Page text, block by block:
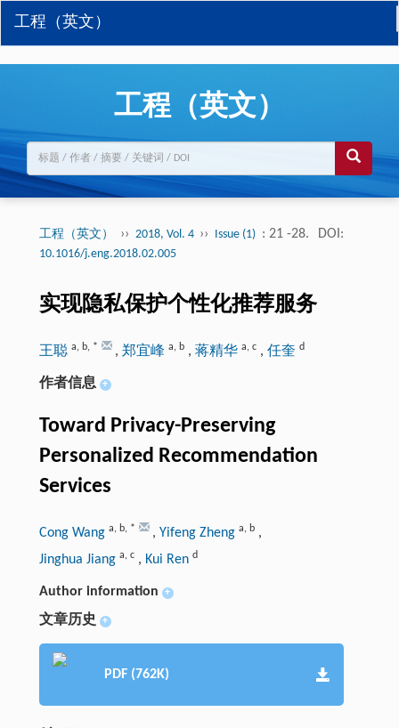
工程（英文）
工程（英文）
工程（英文） ›› 2018, Vol. 4 ›› Issue (1) : 21 -28. DOI:
10.1016/j.eng.2018.02.005
实现隐私保护个性化推荐服务
王聪 a, b, * , 郑宜峰 a, b, 蒋精华 a, c, 任奎 d
作者信息 +
Toward Privacy-Preserving
Personalized Recommendation
Services
Cong Wang a, b, * , Yifeng Zheng a, b,
Jinghua Jiang a, c, Kui Ren d
Author information +
文章历史 +
PDF (762K)